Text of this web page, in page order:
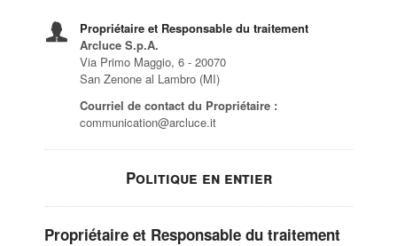
Propriétaire et Responsable du traitement
Arcluce S.p.A.
Via Primo Maggio, 6 - 20070
San Zenone al Lambro (MI)
Courriel de contact du Propriétaire :
communication@arcluce.it
Politique en entier
Propriétaire et Responsable du traitement